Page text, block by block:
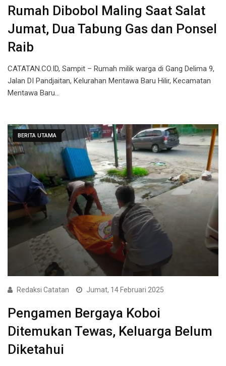
Rumah Dibobol Maling Saat Salat
Jumat, Dua Tabung Gas dan Ponsel
Raib
CATATAN.CO.ID, Sampit – Rumah milik warga di Gang Delima 9,
Jalan DI Pandjaitan, Kelurahan Mentawa Baru Hilir, Kecamatan
Mentawa Baru…
BERITA UTAMA
Redaksi Catatan Jumat, 14 Februari 2025
Pengamen Bergaya Koboi
Ditemukan Tewas, Keluarga Belum
Diketahui